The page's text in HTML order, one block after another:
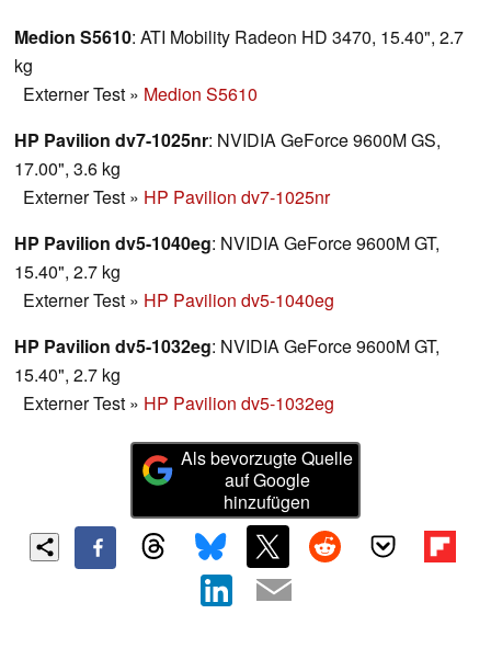
Medion S5610: ATI Mobility Radeon HD 3470, 15.40", 2.7
kg
Externer Test » Medion S5610
HP Pavilion dv7-1025nr: NVIDIA GeForce 9600M GS,
17.00", 3.6 kg
Externer Test » HP Pavilion dv7-1025nr
HP Pavilion dv5-1040eg: NVIDIA GeForce 9600M GT,
15.40", 2.7 kg
Externer Test » HP Pavilion dv5-1040eg
HP Pavilion dv5-1032eg: NVIDIA GeForce 9600M GT,
15.40", 2.7 kg
Externer Test » HP Pavilion dv5-1032eg
Als bevorzugte Quelle
auf Google
hinzufügen